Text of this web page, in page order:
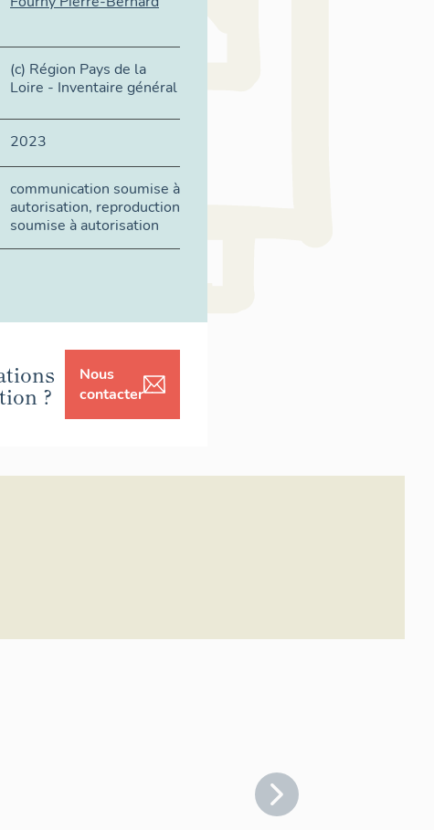
(c) Région Pays de la
Loire - Inventaire général
2023
communication soumise à
autorisation, reproduction
soumise à autorisation
?
Nous
contacter